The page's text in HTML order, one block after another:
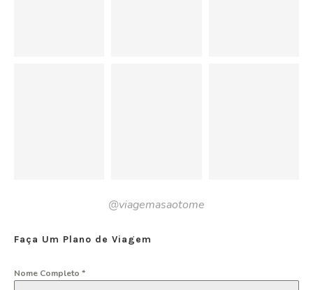
@viagemasaotome
Faça Um Plano de Viagem
Nome Completo *